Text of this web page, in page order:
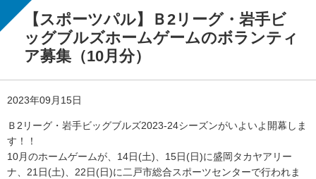
【スポーツパル】Ｂ2リーグ・岩手ビ
ッグブルズホームゲームのボランティ
ア募集（10月分）
2023年09月15日
Ｂ2リーグ・岩手ビッグブルズ2023-24シーズンがいよいよ開幕しま
す！！
10月のホームゲームが、14日(土)、15日(日)に盛岡タカヤアリー
ナ、21日(土)、22日(日)に二戸市総合スポーツセンターで行われま